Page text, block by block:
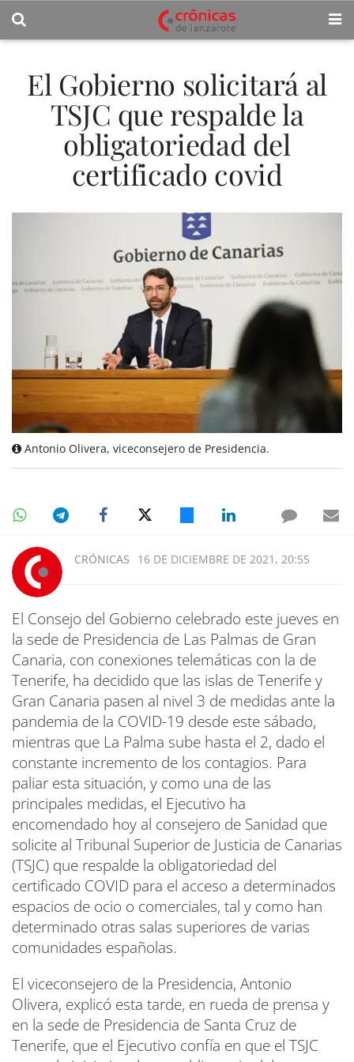
El Gobierno solicitará al
TSJC que respalde la
obligatoriedad del
certificado covid
Antonio Olivera, viceconsejero de Presidencia.
CRÓNICAS 16 DE DICIEMBRE DE 2021, 20:55
El Consejo del Gobierno celebrado este jueves en
la sede de Presidencia de Las Palmas de Gran
Canaria, con conexiones telemáticas con la de
Tenerife, ha decidido que las islas de Tenerife y
Gran Canaria pasen al nivel 3 de medidas ante la
pandemia de la COVID-19 desde este sábado,
mientras que La Palma sube hasta el 2, dado el
constante incremento de los contagios. Para
paliar esta situación, y como una de las
principales medidas, el Ejecutivo ha
encomendado hoy al consejero de Sanidad que
solicite al Tribunal Superior de Justicia de Canarias
(TSJC) que respalde la obligatoriedad del
certificado COVID para el acceso a determinados
espacios de ocio o comerciales, tal y como han
determinado otras salas superiores de varias
comunidades españolas.
El viceconsejero de la Presidencia, Antonio
Olivera, explicó esta tarde, en rueda de prensa y
en la sede de Presidencia de Santa Cruz de
Tenerife, que el Ejecutivo confía en que el TSJC